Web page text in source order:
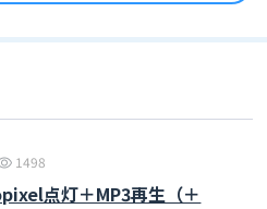
;
1498
点灯＋MP3再生（＋